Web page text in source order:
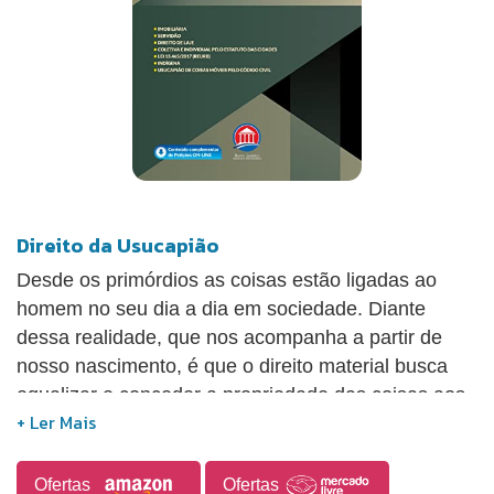
Direito da Usucapião
Desde os primórdios as coisas estão ligadas ao
homem no seu dia a dia em sociedade. Diante
dessa realidade, que nos acompanha a partir de
nosso nascimento, é que o direito material busca
equalizar e conceder a propriedade das coisas aos
sujeitos que se interessem por elas. Neste livro
aquisição da propriedade das coisas. E são
Ofertas Ofertas